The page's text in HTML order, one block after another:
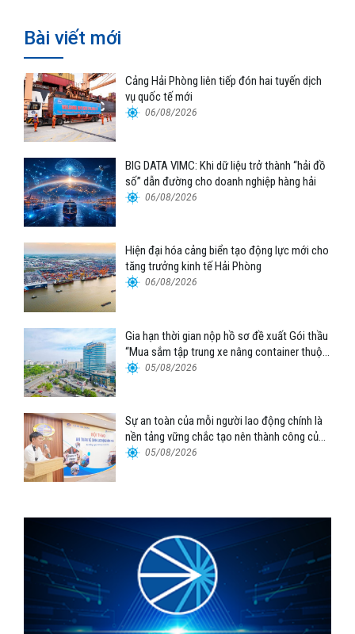
Bài viết mới
Cảng Hải Phòng liên tiếp đón hai tuyến dịch
vụ quốc tế mới
06/08/2026
BIG DATA VIMC: Khi dữ liệu trở thành “hải đồ
số” dẫn đường cho doanh nghiệp hàng hải
06/08/2026
Hiện đại hóa cảng biển tạo động lực mới cho
tăng trưởng kinh tế Hải Phòng
06/08/2026
Gia hạn thời gian nộp hồ sơ đề xuất Gói thầu
“Mua sắm tập trung xe nâng container thuộc
Tổng công ty Hàng hải Việt Nam – CTCP”
05/08/2026
Sự an toàn của mỗi người lao động chính là
nền tảng vững chắc tạo nên thành công của
Cảng Đà Nẵng
05/08/2026